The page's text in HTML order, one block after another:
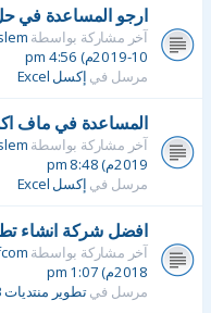
ارجو المساعدة في
آخر مشاركة بواسطة
10-2019م) 4:56 pm
مرسل فيإكسل Excel
المساعدة في ماف
آخر مشاركة بواسطة
2019م) 8:48 pm
مرسل فيإكسل Excel
افضل شركة انشاء
آخر مشاركة بواسطة
2018م) 1:07 pm
مرسل فيتطوير منتديات phpBB